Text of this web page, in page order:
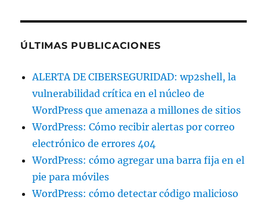
ÚLTIMAS PUBLICACIONES
ALERTA DE CIBERSEGURIDAD: wp2shell, la
vulnerabilidad crítica en el núcleo de
WordPress que amenaza a millones de sitios
WordPress: Cómo recibir alertas por correo
electrónico de errores 404
WordPress: cómo agregar una barra fija en el
pie para móviles
WordPress: cómo detectar código malicioso